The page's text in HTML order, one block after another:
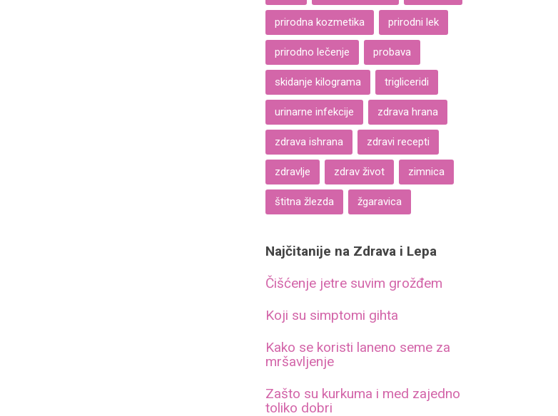
prirodna kozmetika prirodni lek
prirodno lečenje probava
skidanje kilograma trigliceridi
urinarne infekcije zdrava hrana
zdrava ishrana zdravi recepti
zdravlje zdrav život zimnica
štitna žlezda žgaravica
Najčitanije na Zdrava i Lepa
Čišćenje jetre suvim grožđem
Koji su simptomi gihta
Kako se koristi laneno seme za
mršavljenje
Zašto su kurkuma i med zajedno
toliko dobri